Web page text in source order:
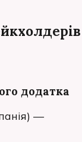
додатка
—